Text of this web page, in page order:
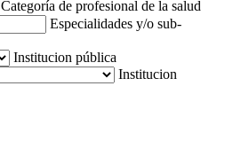
Categoría de profesional de la salud
Especialidades y/o sub-
Institucion pública
Institucion